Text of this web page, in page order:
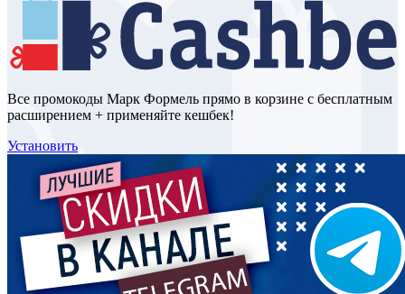
Все промокоды Марк Формель прямо в корзине с бесплатным
расширением + применяйте кешбек!
Установить